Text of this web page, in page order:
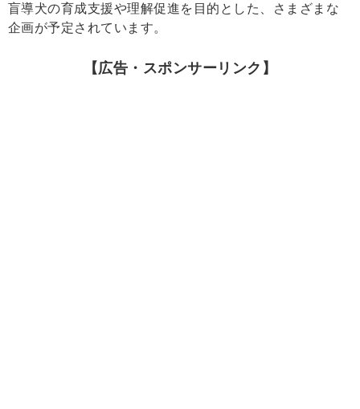
盲導犬の育成支援や理解促進を目的とした、さまざまな
企画が予定されています。
【広告・スポンサーリンク】